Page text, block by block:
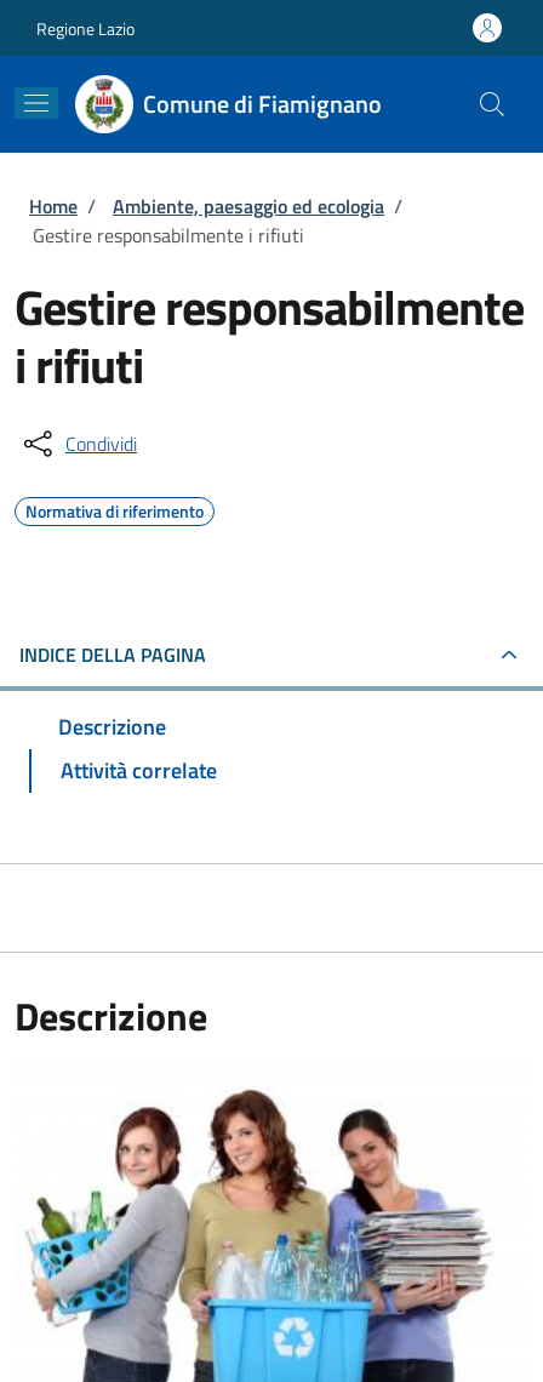
Regione Lazio
Comune di Fiamignano
Briciole di pane
Home / Ambiente, paesaggio ed ecologia /
Gestire responsabilmente i rifiuti
Gestire responsabilmente
i rifiuti
Condividi
Normativa di riferimento
INDICE DELLA PAGINA
Descrizione
Attività correlate
Descrizione